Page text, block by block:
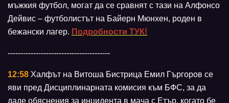
мъжкия футбол, могат да се сравнят с тази на Алфонсо
Дейвис – футболистът на Байерн Мюнхен, роден в
бежански лагер. Подробности ТУК!
----------------------------------------
12:58 Халфът на Витоша Бистрица Емил Гъргоров се
яви пред Дисциплинарната комисия към БФС, за да
даде обяснения за инцидента в мача с Етър, когато бе